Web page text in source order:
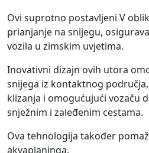
Ovi suprotno postavljeni V
prianjanje na snijegu,
vozila u zimskim uvjetima.
Inovativni dizajn ovih utora
snijega iz kontaktnog
klizanja i omogućujući vozaču
snježnim i zaleđenim cestama.
Ova tehnologija također
akvaplaninga.